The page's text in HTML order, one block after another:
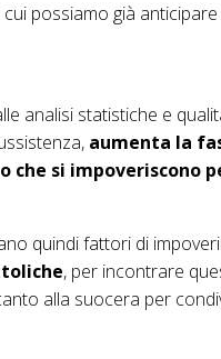
possiamo già anticipare
analisi statistiche e
aumenta la
che si impoveriscono
quindi fattori di
, per incontrare
alla suocera per